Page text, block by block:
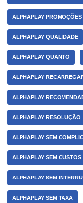
ALPHAPLAY PROMOÇÕES
ALPHAPLAY QUALIDADE
ALPHAPLAY QUANTO
ALPHAPLAY
ALPHAPLAY
ALPHAPLAY RESOLUÇÃO
ALPHAPLAY SEM
ALPHAPLAY SEM CUSTOS
ALPHAPLAY SEM
ALPHAPLAY SEM TAXA